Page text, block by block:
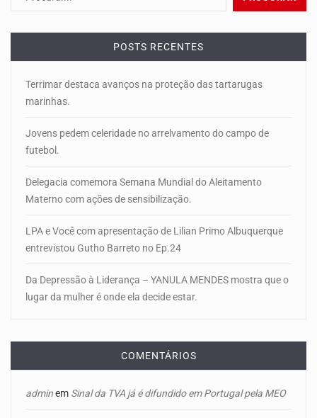
POSTS RECENTES
Terrimar destaca avanços na proteção das tartarugas
marinhas.
Jovens pedem celeridade no arrelvamento do campo de
futebol.
Delegacia comemora Semana Mundial do Aleitamento
Materno com ações de sensibilização.
LPA e Você com apresentação de Lilian Primo Albuquerque
entrevistou Gutho Barreto no Ep.24
Da Depressão à Liderança – YANULA MENDES mostra que o
lugar da mulher é onde ela decide estar.
COMENTÁRIOS
adminem Sinal da TVA já é difundido em Portugal pela MEO